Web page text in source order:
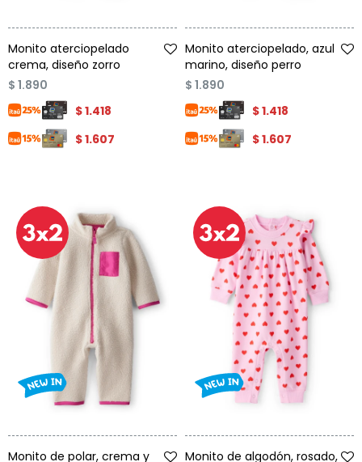
Monito aterciopelado
crema, diseño zorro
$ 1.890
$1.418
$1.607
Monito aterciopelado, azul
marino, diseño perro
$ 1.890
$1.418
$1.607
Monito de polar, crema y Monito de algodón, rosado,